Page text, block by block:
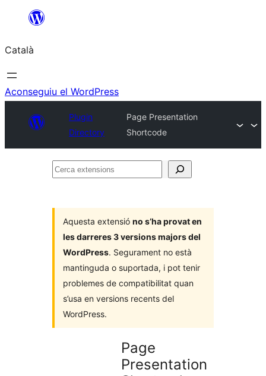
contingut
Català
Aconseguiu el WordPress
Plugin
Directory
Page Presentation
Shortcode
Cerca
Aquesta extensió no s’ha provat en
les darreres 3 versions majors del
WordPress. Segurament no està
mantinguda o suportada, i pot tenir
problemes de compatibilitat quan
s’usa en versions recents del
WordPress.
Page
Presentation